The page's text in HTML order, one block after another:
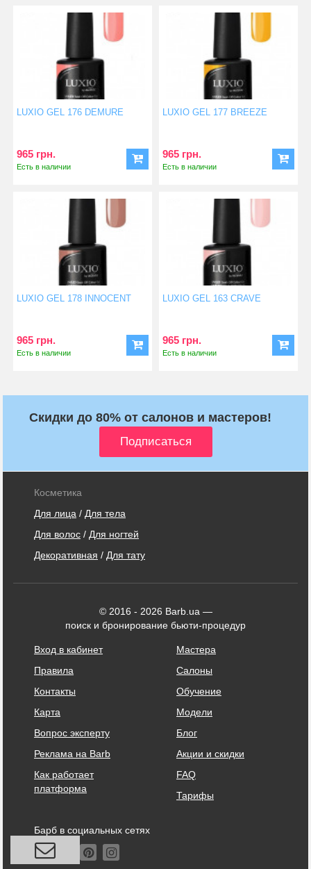
LUXIO GEL 176 DEMURE
965 грн.
Есть в наличии
LUXIO GEL 177 BREEZE
965 грн.
Есть в наличии
LUXIO GEL 178 INNOCENT
965 грн.
Есть в наличии
LUXIO GEL 163 CRAVE
965 грн.
Есть в наличии
Скидки до 80% от салонов и мастеров!
Косметика
Для лица / Для тела
Для волос / Для ногтей
Декоративная / Для тату
© 2016 - 2026 Barb.ua —
поиск и бронирование бьюти-процедур
Вход в кабинет
Правила
Контакты
Карта
Вопрос эксперту
Реклама на Barb
Как работает
платформа
Мастера
Салоны
Обучение
Модели
Блог
Акции и скидки
FAQ
Тарифы
Барб в социальных сетях